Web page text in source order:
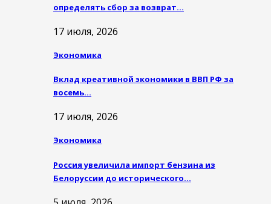
определять сбор за возврат…
17 июля, 2026
Экономика
Вклад креативной экономики в ВВП РФ за
восемь…
17 июля, 2026
Экономика
Россия увеличила импорт бензина из
Белоруссии до исторического…